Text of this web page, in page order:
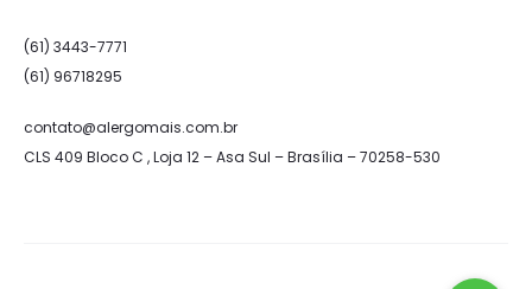
(61) 3443-7771
(61) 96718295
contato@alergomais.com.br
CLS 409 Bloco C , Loja 12 – Asa Sul – Brasília – 70258-530